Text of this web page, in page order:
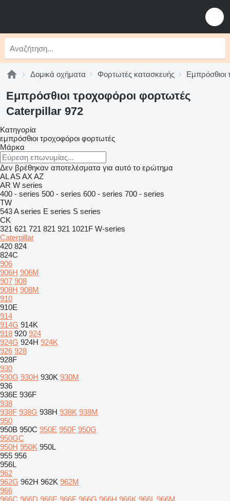
Δομικά οχήματα Φορτωτές κατασκευής Εμπρόσθιοι
Εμπρόσθιοι τροχοφόροι φορτωτές
Caterpillar 972
Κατηγορία
εμπρόσθιοι τροχοφόροι φορτωτές
Μάρκα
Δεν βρέθηκαν αποτελέσματα για αυτό το ερώτημα
ALASAXAZ
AR W series
400 - series 500 - series 600 - series 700 - series
TW
543A series E series S series
CK
321 621 721 821 921 1021F W-series
Caterpillar
420 824
824C
906
906H 906M
907 908
908H 908M
910
910E
914
914G 914K
918 920 924
924G 924H 924K
926 928
928F
930
930G 930H 930K 930M
936
936E 936F
938
938F 938G 938H 938K 938M
950
950B 950C 950E 950F 950G
950GC
950H 950K 950L
955 956
956L
962
962G 962H 962K 962M
966
966C 966D 966E 966F 966G 966H 966K 966L 966M